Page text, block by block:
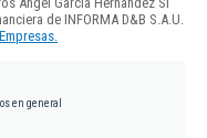
de INFORMA D&B S.A.U.
en general